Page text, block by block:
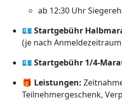
ab 12:30 Uhr
💶 Startgebühr
(je nach
💶 Startgebühr 1/4-
🎁 Leistungen:
Teilnehmergeschenk,